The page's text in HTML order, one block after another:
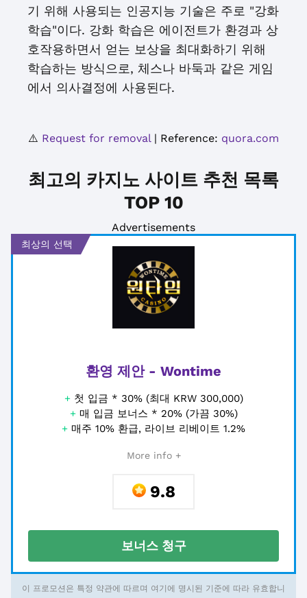
기 위해 사용되는 인공지능 기술은 주로 "강화
학습"이다. 강화 학습은 에이전트가 환경과 상
호작용하면서 얻는 보상을 최대화하기 위해
학습하는 방식으로, 체스나 바둑과 같은 게임
에서 의사결정에 사용된다.
⚠️ Request for removal| Reference: quora.com
최고의 카지노 사이트 추천 목록
TOP 10
Advertisements
최상의 선택
환영 제안 - Wontime
+ 첫 입금 * 30% (최대 KRW 300,000)
+ 매 입금 보너스 * 20% (가끔 30%)
+ 매주 10% 환급, 라이브 리베이트 1.2%
More info +
9.8
보너스 청구
이 프로모션은 특정 약관에 따르며 여기에 명시된 기준에 따라 유효합니